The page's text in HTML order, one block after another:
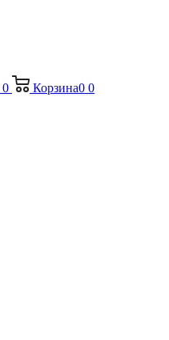
0 Корзина0 0